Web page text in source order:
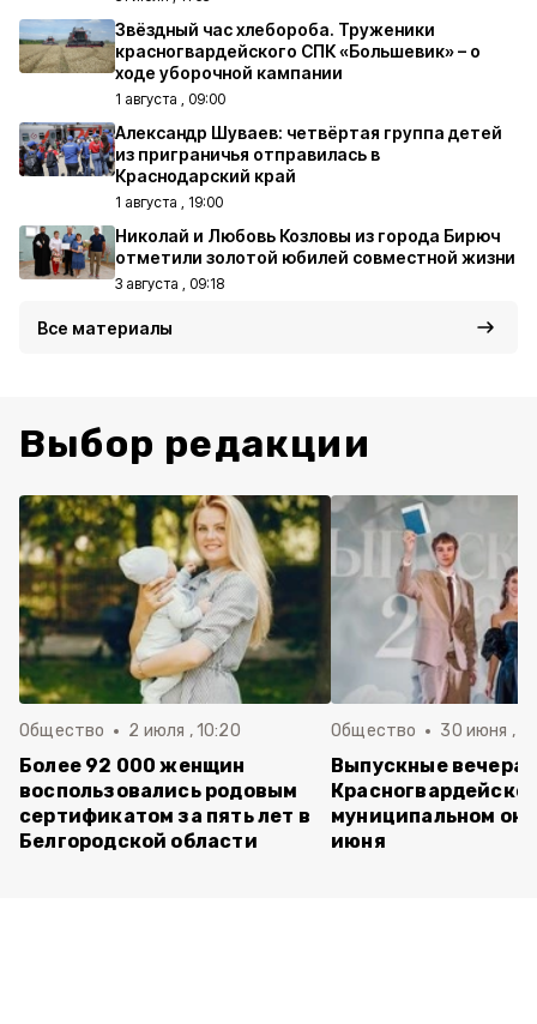
Звёздный час хлебороба. Труженики
красногвардейского СПК «Большевик» – о
ходе уборочной кампании
1 августа , 09:00
Александр Шуваев: четвёртая группа детей
из приграничья отправилась в
Краснодарский край
1 августа , 19:00
Николай и Любовь Козловы из города Бирюч
отметили золотой юбилей совместной жизни
3 августа , 09:18
Все материалы
Выбор редакции
Общество 2 июля , 10:20
Более 92 000 женщин
воспользовались родовым
сертификатом за пять лет в
Белгородской области
Общество 30 июня ,
Выпускные вечера
муниципальном
июня